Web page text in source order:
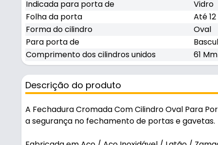
Indicada para porta de
Vidro
Folha da porta
Até
Forma do cilindro
Oval
Para porta de
Comprimento dos cilindros unidos
61 Mm
Descrição do produto
A Fechadura Cromada Com Cilindro Oval Para
a segurança no fechamento de portas e gavetas.